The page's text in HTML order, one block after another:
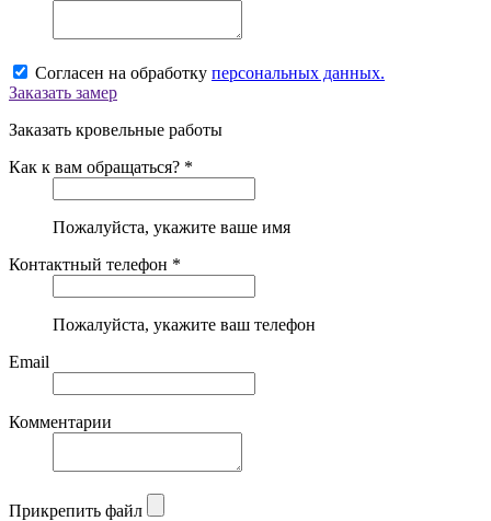
Согласен на обработку персональных данных.
Заказать замер
Заказать кровельные работы
Как к вам обращаться? *
Пожалуйста, укажите ваше имя
Контактный телефон *
Пожалуйста, укажите ваш телефон
Email
Комментарии
Прикрепить файл